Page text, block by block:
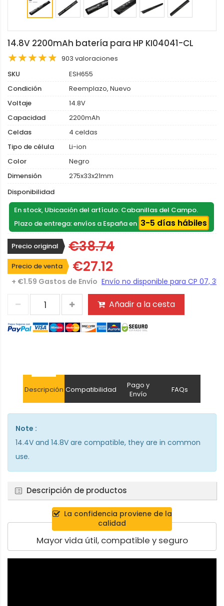
14.8V 2200mAh batería para HP KI04041-CL
903 valoraciones
SKU
ESH655
Condición
Reemplazo, Nuevo
Voltaje
14.8V
Capacidad
2200mAh
Celdas
4 celdas
Tipo de célula
Li-ion
Color
Negro
Dimensión
275x33x21mm
Disponibilidad
En stock, Ubicación del artículo: Cabanillas del Campo.
Plazo de entrega: envíos a España en 3-5 días hábiles
Precio original €38.74
Precio de venta €27.12
+ €1.59 Gastos de Envío
Añadir a la cesta
Descripción Compatibilidad
Pago y
Envío
FAQs
Note :
14.4V and 14.8V are compatible, they are in common
use.
Descripción de productos
La confidencia proviene de la
calidad
Mayor vida útil, compatible y seguro